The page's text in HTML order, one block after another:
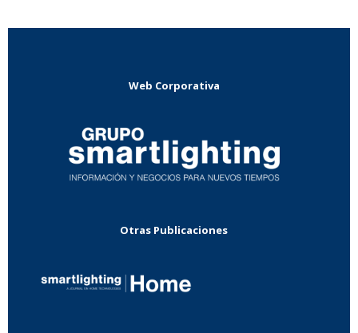
Web Corporativa
Otras Publicaciones